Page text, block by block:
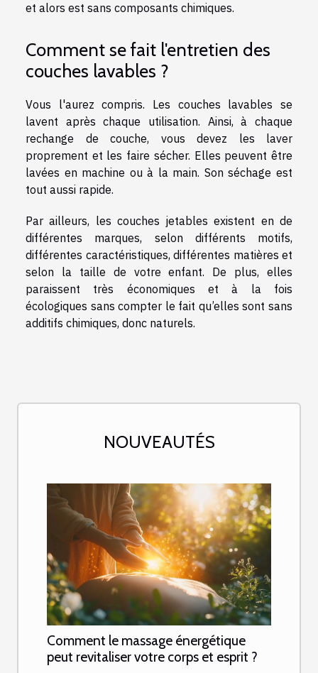
et alors est sans composants chimiques.
Comment se fait l'entretien des
couches lavables ?
Vous l'aurez compris. Les couches lavables se
lavent après chaque utilisation. Ainsi, à chaque
rechange de couche, vous devez les laver
proprement et les faire sécher. Elles peuvent être
lavées en machine ou à la main. Son séchage est
tout aussi rapide.
Par ailleurs, les couches jetables existent en de
différentes marques, selon différents motifs,
différentes caractéristiques, différentes matières et
selon la taille de votre enfant. De plus, elles
paraissent très économiques et à la fois
écologiques sans compter le fait qu’elles sont sans
additifs chimiques, donc naturels.
NOUVEAUTÉS
Comment le massage énergétique
peut revitaliser votre corps et esprit ?